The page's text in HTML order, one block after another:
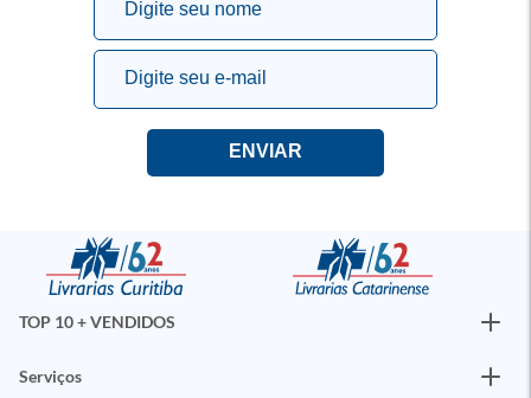
TOP 10 + VENDIDOS
Serviços